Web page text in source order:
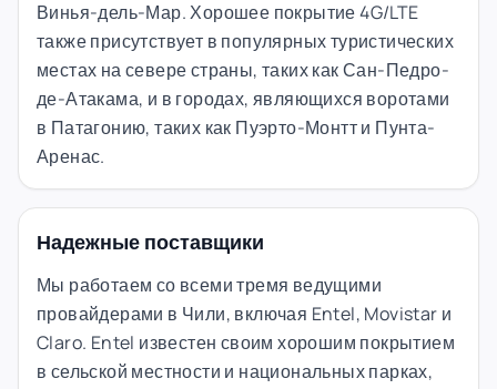
Винья-дель-Мар. Хорошее покрытие 4G/LTE
также присутствует в популярных туристических
местах на севере страны, таких как Сан-Педро-
де-Атакама, и в городах, являющихся воротами
в Патагонию, таких как Пуэрто-Монтт и Пунта-
Аренас.
Надежные поставщики
Мы работаем со всеми тремя ведущими
провайдерами в Чили, включая Entel, Movistar и
Claro. Entel известен своим хорошим покрытием
в сельской местности и национальных парках,